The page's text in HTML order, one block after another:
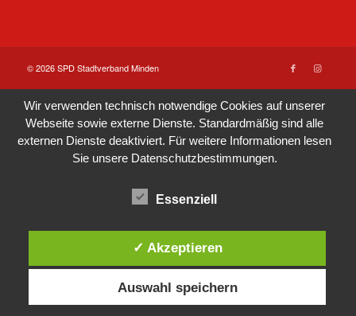
© 2026 SPD Stadtverband Minden
Wir verwenden technisch notwendige Cookies auf unserer
Webseite sowie externe Dienste. Standardmäßig sind alle
externen Dienste deaktiviert. Für weitere Informationen lesen
Sie unsere Datenschutzbestimmungen.
Essenziell
✓ Akzeptieren
Auswahl speichern